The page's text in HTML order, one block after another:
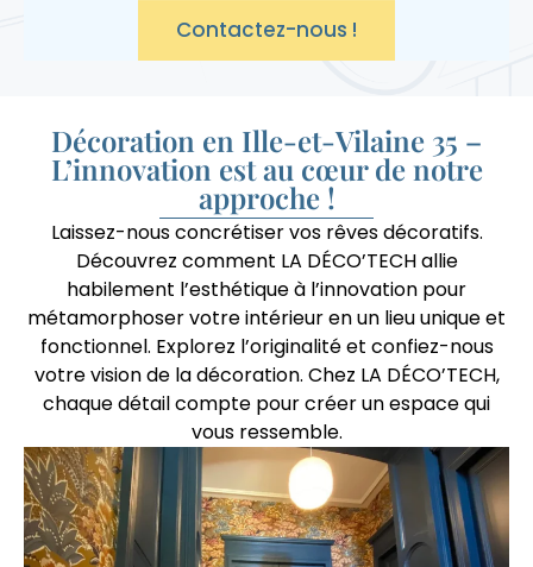
Contactez-nous !
Décoration en Ille-et-Vilaine 35 –
L’innovation est au cœur de notre
approche !
Laissez-nous concrétiser vos rêves décoratifs.
Découvrez comment LA DÉCO’TECH allie
habilement l’esthétique à l’innovation pour
métamorphoser votre intérieur en un lieu unique et
fonctionnel. Explorez l’originalité et confiez-nous
votre vision de la décoration. Chez LA DÉCO’TECH,
chaque détail compte pour créer un espace qui
vous ressemble.